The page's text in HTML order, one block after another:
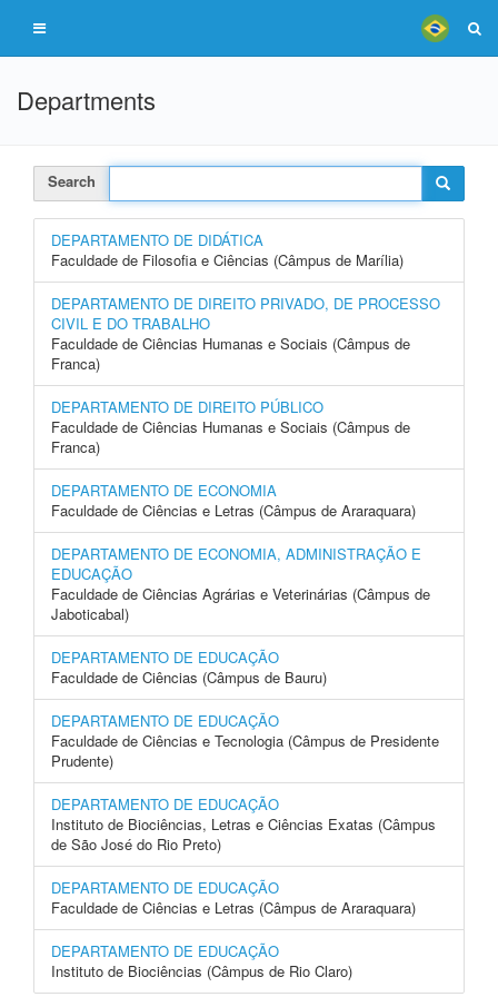
Departments
Search
DEPARTAMENTO DE DIDÁTICA
Faculdade de Filosofia e Ciências (Câmpus de Marília)
DEPARTAMENTO DE DIREITO PRIVADO, DE PROCESSO
CIVIL E DO TRABALHO
Faculdade de Ciências Humanas e Sociais (Câmpus de
Franca)
DEPARTAMENTO DE DIREITO PÚBLICO
Faculdade de Ciências Humanas e Sociais (Câmpus de
Franca)
DEPARTAMENTO DE ECONOMIA
Faculdade de Ciências e Letras (Câmpus de Araraquara)
DEPARTAMENTO DE ECONOMIA, ADMINISTRAÇÃO E
EDUCAÇÃO
Faculdade de Ciências Agrárias e Veterinárias (Câmpus de
Jaboticabal)
DEPARTAMENTO DE EDUCAÇÃO
Faculdade de Ciências (Câmpus de Bauru)
DEPARTAMENTO DE EDUCAÇÃO
Faculdade de Ciências e Tecnologia (Câmpus de Presidente
Prudente)
DEPARTAMENTO DE EDUCAÇÃO
Instituto de Biociências, Letras e Ciências Exatas (Câmpus
de São José do Rio Preto)
DEPARTAMENTO DE EDUCAÇÃO
Faculdade de Ciências e Letras (Câmpus de Araraquara)
DEPARTAMENTO DE EDUCAÇÃO
Instituto de Biociências (Câmpus de Rio Claro)